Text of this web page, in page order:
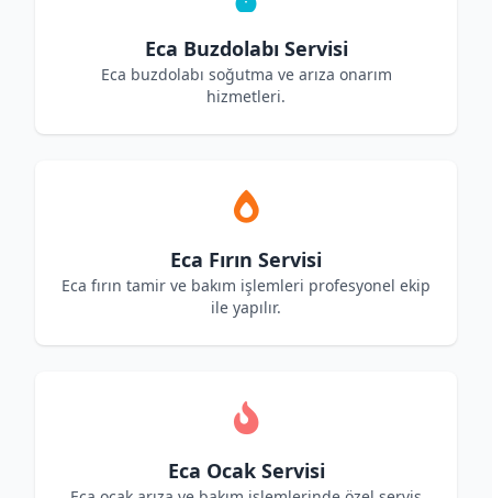
Eca Buzdolabı Servisi
Eca buzdolabı soğutma ve arıza onarım
hizmetleri.
Eca Fırın Servisi
Eca fırın tamir ve bakım işlemleri profesyonel ekip
ile yapılır.
Eca Ocak Servisi